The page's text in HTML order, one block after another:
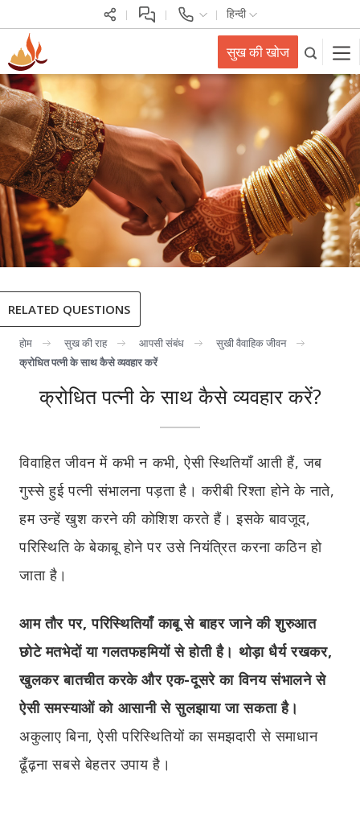
हिन्दी
सुख की खोज
RELATED QUESTIONS
होम सुख की राह आपसी संबंध
सुखी वैवाहिक जीवन
क्रोधित पत्नी के साथ कैसे व्यवहार करें
क्रोधित पत्नी के साथ कैसे व्यवहार करें?
विवाहित जीवन में कभी न कभी, ऐसी स्थितियाँ आती हैं, जब
गुस्से हुई पत्नी संभालना पड़ता है। करीबी रिश्ता होने के नाते,
हम उन्हें खुश करने की कोशिश करते हैं। इसके बावजूद,
परिस्थिति के बेकाबू होने पर उसे नियंत्रित करना कठिन हो
जाता है।
आम तौर पर, परिस्थितियाँ काबू से बाहर जाने की शुरुआत
छोटे मतभेदों या गलतफहमियों से होती है। थोड़ा धैर्य रखकर,
खुलकर बातचीत करके और एक-दूसरे का विनय संभालने से
ऐसी समस्याओं को आसानी से सुलझाया जा सकता है।
अकुलाए बिना, ऐसी परिस्थितियों का समझदारी से समाधान
ढूँढ़ना सबसे बेहतर उपाय है।